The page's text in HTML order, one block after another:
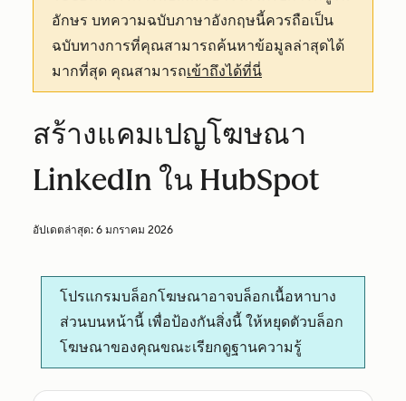
อักษร บทความฉบับภาษาอังกฤษนี้ควรถือเป็น
ฉบับทางการที่คุณสามารถค้นหาข้อมูลล่าสุดได้
มากที่สุด คุณสามารถเข้าถึงได้ที่นี่
สร้างแคมเปญโฆษณา
LinkedIn ใน HubSpot
อัปเดตล่าสุด: 6 มกราคม 2026
โปรแกรมบล็อกโฆษณาอาจบล็อกเนื้อหาบาง
ส่วนบนหน้านี้ เพื่อป้องกันสิ่งนี้ ให้หยุดตัวบล็อก
โฆษณาของคุณขณะเรียกดูฐานความรู้